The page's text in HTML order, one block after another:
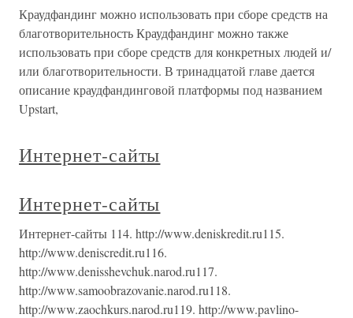
Краудфандинг можно использовать при сборе средств на
благотворительность Краудфандинг можно также
использовать при сборе средств для конкретных людей и/
или благотворительности. В тринадцатой главе дается
описание краудфандинговой платформы под названием
Upstart,
Интернет-сайты
Интернет-сайты
Интернет-сайты 114. http://www.deniskredit.ru115.
http://www.deniscredit.ru116.
http://www.denisshevchuk.narod.ru117.
http://www.samoobrazovanie.narod.ru118.
http://www.zaochkurs.narod.ru119. http://www.pavlino-